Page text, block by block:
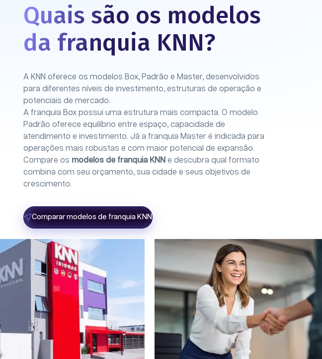
Quais são os modelos
da franquia KNN?
A KNN oferece os modelos Box, Padrão e Master, desenvolvidos
para diferentes níveis de investimento, estruturas de operação e
potenciais de mercado.
A franquia Box possui uma estrutura mais compacta. O modelo
Padrão oferece equilíbrio entre espaço, capacidade de
atendimento e investimento. Já a franquia Master é indicada para
operações mais robustas e com maior potencial de expansão.
Compare os modelos de franquiaKNN e descubra qual formato
combina com seu orçamento, sua cidade e seus objetivos de
crescimento.
Comparar modelos de franquia KNN